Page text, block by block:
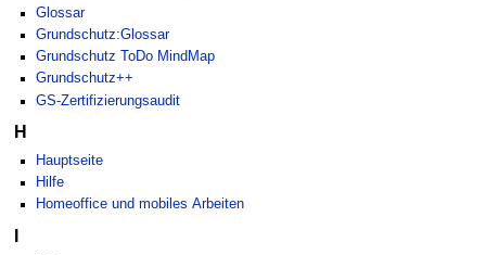
Glossar
Grundschutz:Glossar
Grundschutz ToDo MindMap
Grundschutz++
GS-Zertifizierungsaudit
H
Hauptseite
Hilfe
Homeoffice und mobiles Arbeiten
I